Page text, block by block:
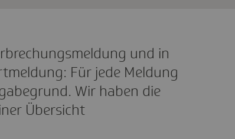
und in
Für jede Meldung
Wir haben die
Übersicht